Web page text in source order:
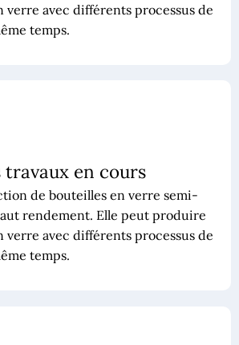
verre avec différents processus de
temps.
travaux en cours
de bouteilles en verre semi-
rendement. Elle peut produire
verre avec différents processus de
temps.